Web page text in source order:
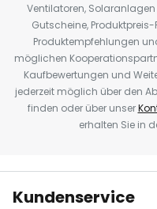
Ventilatoren,
Gutscheine,
Produktempfehlungen
möglichen
Kaufbewertungen und
jederzeit möglich über den
finden oder über unser
erhalten Sie in
Kundenservice